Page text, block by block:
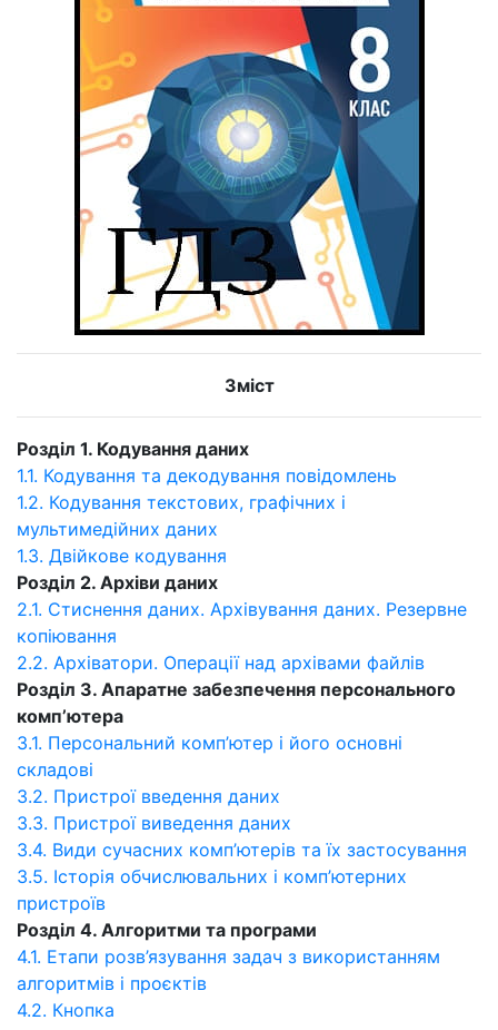
Зміст
Розділ 1. Кодування даних
1.1. Кодування та декодування повідомлень
1.2. Кодування текстових, графічних і
мультимедійних даних
1.3. Двійкове кодування
Розділ 2. Архіви даних
2.1. Стиснення даних. Архівування даних. Резервне
копіювання
2.2. Архіватори. Операції над архівами файлів
Розділ 3. Апаратне забезпечення персонального
комп’ютера
3.1. Персональний комп’ютер і його основні
складові
3.2. Пристрої введення даних
3.3. Пристрої виведення даних
3.4. Види сучасних комп’ютерів та їх застосування
3.5. Історія обчислювальних і комп’ютерних
пристроїв
Розділ 4. Алгоритми та програми
4.1. Етапи розв’язування задач з використанням
алгоритмів і проєктів
4.2. Кнопка